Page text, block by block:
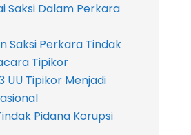
Saksi Dalam Perkara
Saksi Perkara Tindak
Tipikor
UU Tipikor Menjadi
Pidana Korupsi